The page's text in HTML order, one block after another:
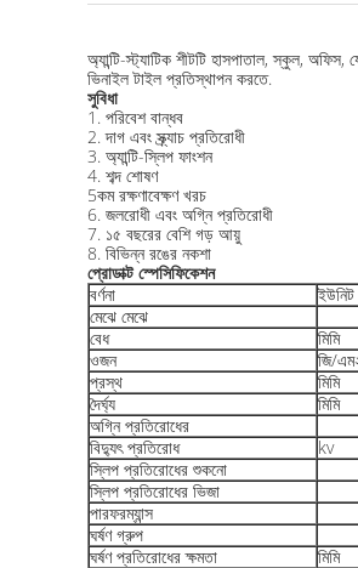
অ্যান্টি-স্ট্যাটিক শীটটি হাসপাতাল, স্কুল,
ভিনাইল টাইল প্রতিস্থাপন করতে.
সুবিধা
1. পরিবেশ বান্ধব
2. দাগ এবং স্ক্র্যাচ প্রতিরোধী
3. অ্যান্টি-স্লিপ ফাংশন
4. শব্দ শোষণ
5কম রক্ষণাবেক্ষণ খরচ
6. জলরোধী এবং অগ্নি প্রতিরোধী
7. ১৫ বছরের বেশি গড় আয়ু
8. বিভিন্ন রঙের নকশা
প্রোডাক্ট স্পেসিফিকেশন
বর্ণনা
ইউনিট
মেঝে মেঝে
বেধ
মিমি
ওজন
জি/
প্রস্থ
মিমি
দৈর্ঘ্য
মিমি
অগ্নি প্রতিরোধের
বিদ্যুৎ প্রতিরোধ
kv
স্লিপ প্রতিরোধের শুকনো
স্লিপ প্রতিরোধের ভিজা
পারফরম্যান্স
ঘর্ষণ গ্রুপ
ঘর্ষণ প্রতিরোধের ক্ষমতা
মিমি